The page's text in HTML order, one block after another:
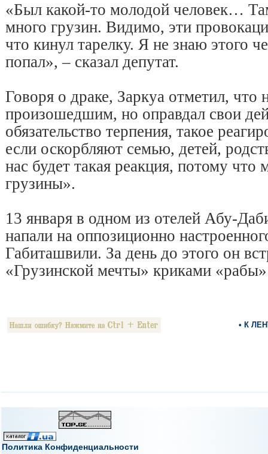
«Был какой-то молодой человек…
много грузин. Видимо, эти
что кинул тарелку. Я не знаю этого
попал», – сказал депутат.
Говоря о драке, Заркуа отметил, что
произошедшим, но оправдал свои
обязательство терпения, такое
если оскорбляют семью, детей,
нас будет такая реакция, потому
грузины».
13 января в одном из отелей Абу-
напали на оппозиционно
Габиташвили. За день до этого он
«Грузинской мечты» криками
• К
Политика Конфиденциальности